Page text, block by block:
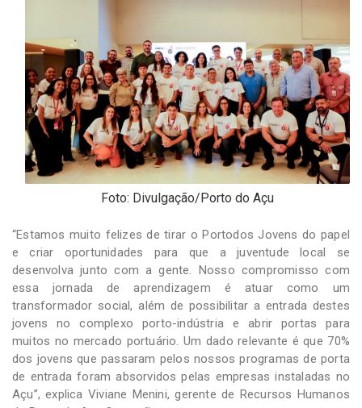
Foto: Divulgação/Porto do Açu
“Estamos muito felizes de tirar o Portodos Jovens do papel
e criar oportunidades para que a juventude local se
desenvolva junto com a gente. Nosso compromisso com
essa jornada de aprendizagem é atuar como um
transformador social, além de possibilitar a entrada destes
jovens no complexo porto-indústria e abrir portas para
muitos no mercado portuário. Um dado relevante é que 70%
dos jovens que passaram pelos nossos programas de porta
de entrada foram absorvidos pelas empresas instaladas no
Açu”, explica Viviane Menini, gerente de Recursos Humanos